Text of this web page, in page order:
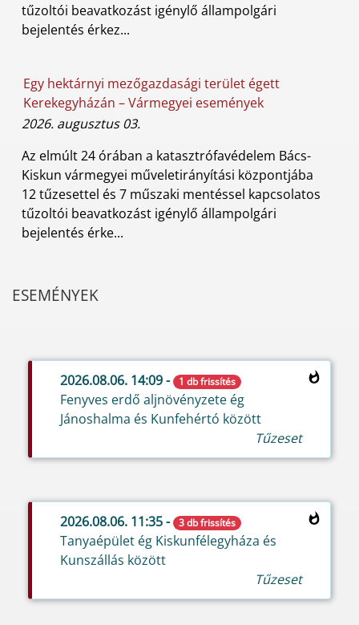
tűzoltói beavatkozást igénylő állampolgári
bejelentés érkez...
Egy hektárnyi mezőgazdasági terület égett
Kerekegyházán – Vármegyei események
2026. augusztus 03.
Az elmúlt 24 órában a katasztrófavédelem Bács-
Kiskun vármegyei műveletirányítási központjába
12 tűzesettel és 7 műszaki mentéssel kapcsolatos
tűzoltói beavatkozást igénylő állampolgári
bejelentés érke...
ESEMÉNYEK
2026.08.06. 14:09 - 1 db frissítés
Fenyves erdő aljnövényzete ég
Jánoshalma és Kunfehértó között
Tűzeset
2026.08.06. 11:35 - 3 db frissítés
Tanyaépület ég Kiskunfélegyháza és
Kunszállás között
Tűzeset